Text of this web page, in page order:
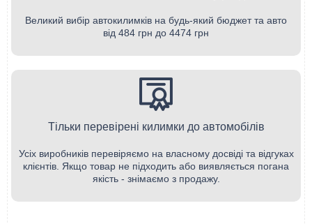
Великий вибір автокилимків на будь-який бюджет та авто
від 484 грн до 4474 грн
Тільки перевірені килимки до автомобілів
Усіх виробників перевіряємо на власному досвіді та відгуках
клієнтів. Якщо товар не підходить або виявляється погана
якість - знімаємо з продажу.